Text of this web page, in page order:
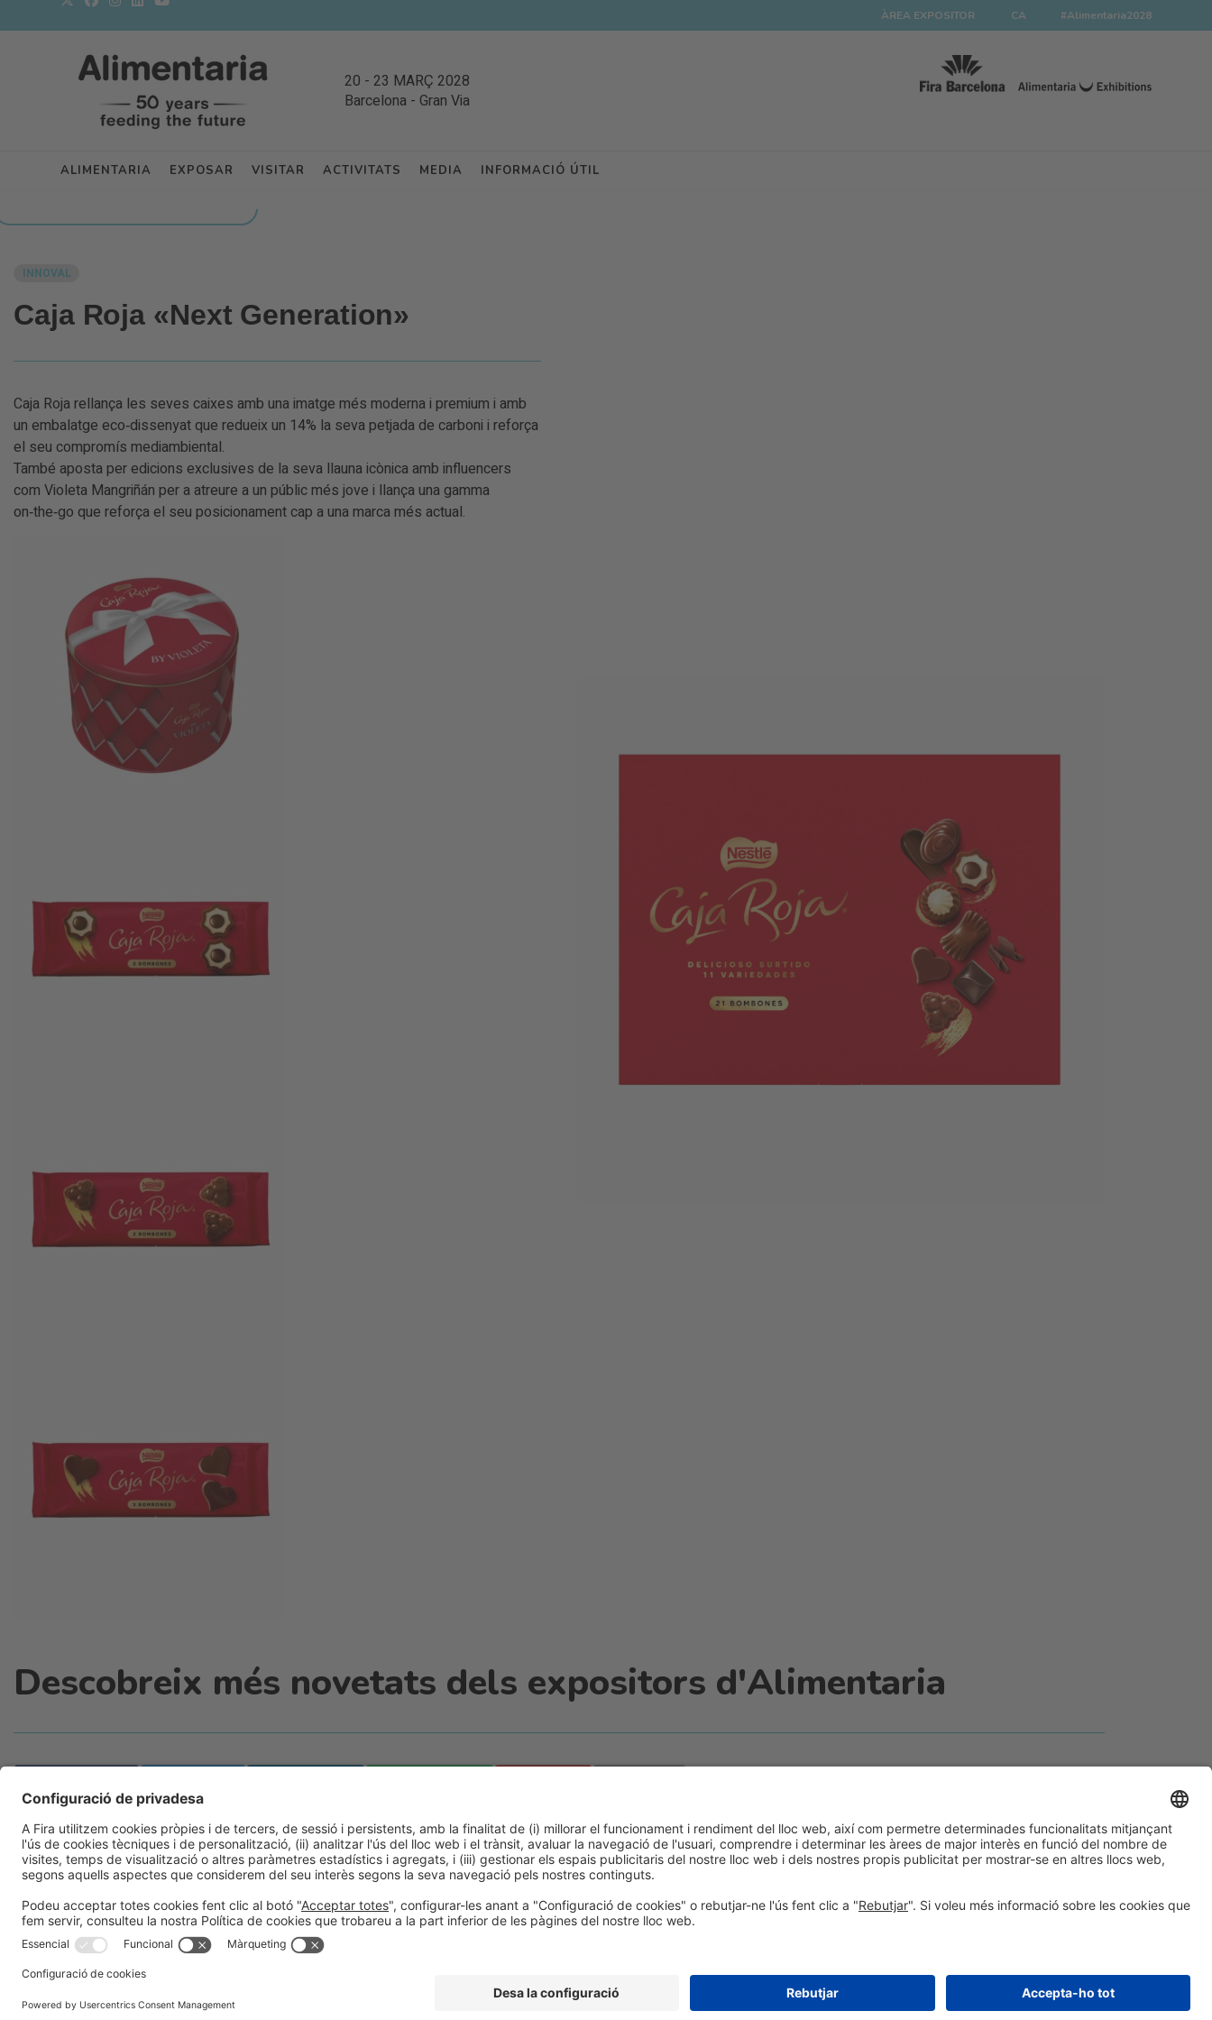
ÀREA EXPOSITOR CA #Alimentaria2028
20 - 23 MARÇ 2028
Barcelona - Gran Via
ALIMENTARIA EXPOSAR VISITAR ACTIVITATS MEDIA INFORMACIÓ ÚTIL
INNOVAL
Caja Roja «Next Generation»
Caja Roja rellança les seves caixes amb una imatge més moderna i premium i amb
un embalatge eco‑dissenyat que redueix un 14% la seva petjada de carboni i reforça
el seu compromís mediambiental.
També aposta per edicions exclusives de la seva llauna icònica amb influencers
com Violeta Mangriñán per a atreure a un públic més jove i llança una gamma
on‑the‑go que reforça el seu posicionament cap a una marca més actual.
Descobreix més novetats dels expositors d'Alimentaria
Informació general Avís legalPolítica de privacitat
a les xarxes socials
© 2026 Fira de Barcelona